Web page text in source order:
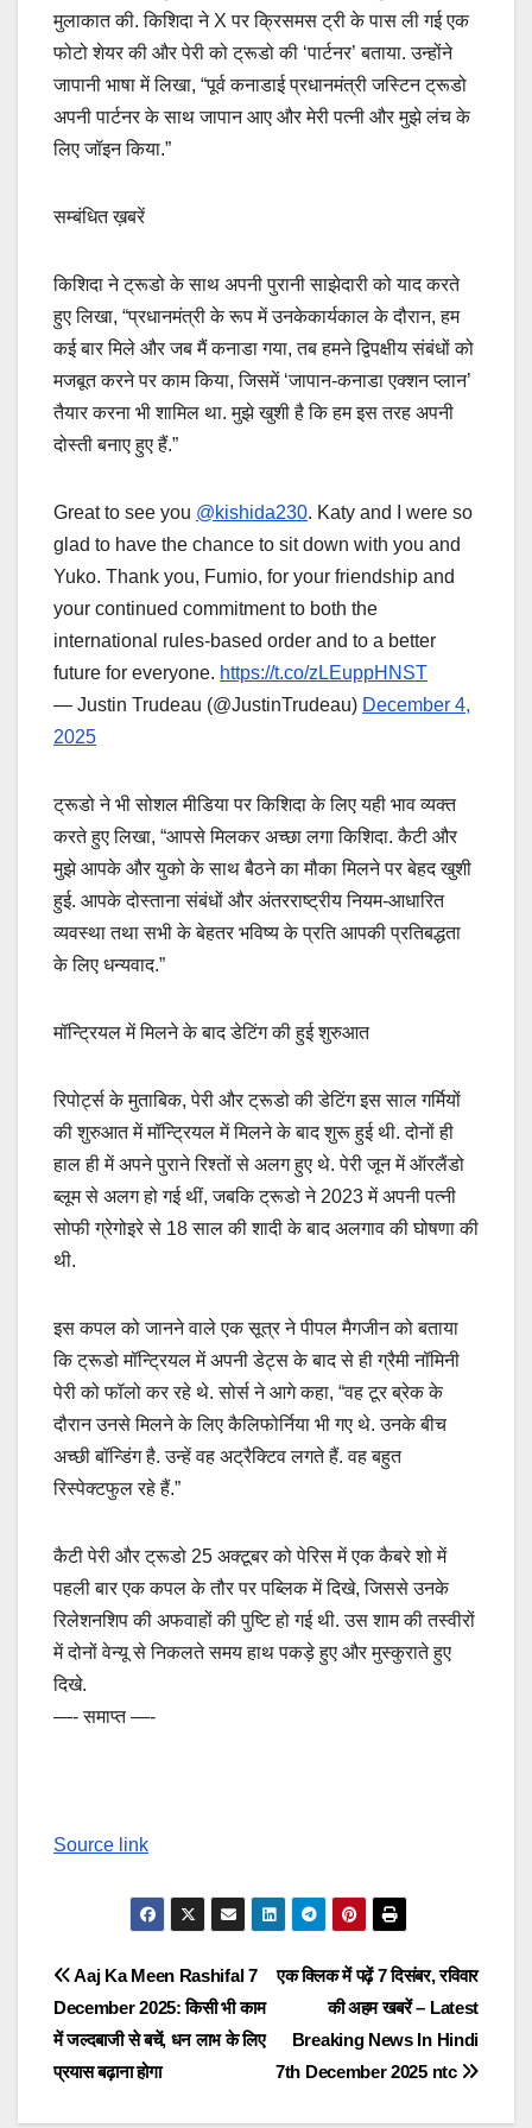
मुलाकात की. किशिदा ने X पर क्रिसमस ट्री के पास ली गई एक
फोटो शेयर की और पेरी को ट्रूडो की ‘पार्टनर’ बताया. उन्होंने
जापानी भाषा में लिखा, “पूर्व कनाडाई प्रधानमंत्री जस्टिन ट्रूडो
अपनी पार्टनर के साथ जापान आए और मेरी पत्नी और मुझे लंच के
लिए जॉइन किया.”
सम्बंधित ख़बरें
किशिदा ने ट्रूडो के साथ अपनी पुरानी साझेदारी को याद करते
हुए लिखा, “प्रधानमंत्री के रूप में उनकेकार्यकाल के दौरान, हम
कई बार मिले और जब मैं कनाडा गया, तब हमने द्विपक्षीय संबंधों को
मजबूत करने पर काम किया, जिसमें ‘जापान-कनाडा एक्शन प्लान’
तैयार करना भी शामिल था. मुझे खुशी है कि हम इस तरह अपनी
दोस्ती बनाए हुए हैं.”
Great to see you @kishida230. Katy and I were so
glad to have the chance to sit down with you and
Yuko. Thank you, Fumio, for your friendship and
your continued commitment to both the
international rules-based order and to a better
future for everyone. https://t.co/zLEuppHNST
— Justin Trudeau (@JustinTrudeau) December 4,
2025
ट्रूडो ने भी सोशल मीडिया पर किशिदा के लिए यही भाव व्यक्त
करते हुए लिखा, “आपसे मिलकर अच्छा लगा किशिदा. कैटी और
मुझे आपके और युको के साथ बैठने का मौका मिलने पर बेहद खुशी
हुई. आपके दोस्ताना संबंधों और अंतरराष्ट्रीय नियम-आधारित
व्यवस्था तथा सभी के बेहतर भविष्य के प्रति आपकी प्रतिबद्धता
के लिए धन्यवाद.”
मॉन्ट्रियल में मिलने के बाद डेटिंग की हुई शुरुआत
रिपोर्ट्स के मुताबिक, पेरी और ट्रूडो की डेटिंग इस साल गर्मियों
की शुरुआत में मॉन्ट्रियल में मिलने के बाद शुरू हुई थी. दोनों ही
हाल ही में अपने पुराने रिश्तों से अलग हुए थे. पेरी जून में ऑरलैंडो
ब्लूम से अलग हो गई थीं, जबकि ट्रूडो ने 2023 में अपनी पत्नी
सोफी ग्रेगोइरे से 18 साल की शादी के बाद अलगाव की घोषणा की
थी.
इस कपल को जानने वाले एक सूत्र ने पीपल मैगजीन को बताया
कि ट्रूडो मॉन्ट्रियल में अपनी डेट्स के बाद से ही ग्रैमी नॉमिनी
पेरी को फॉलो कर रहे थे. सोर्स ने आगे कहा, “वह टूर ब्रेक के
दौरान उनसे मिलने के लिए कैलिफोर्निया भी गए थे. उनके बीच
अच्छी बॉन्डिंग है. उन्हें वह अट्रैक्टिव लगते हैं. वह बहुत
रिस्पेक्टफुल रहे हैं.”
कैटी पेरी और ट्रूडो 25 अक्टूबर को पेरिस में एक कैबरे शो में
पहली बार एक कपल के तौर पर पब्लिक में दिखे, जिससे उनके
रिलेशनशिप की अफवाहों की पुष्टि हो गई थी. उस शाम की तस्वीरों
में दोनों वेन्यू से निकलते समय हाथ पकड़े हुए और मुस्कुराते हुए
दिखे.
—- समाप्त —-
Source link
Post
navigation
एक क्लिक में पढ़ें 7 दिसंबर, रविवार
की अहम खबरें – Latest
Breaking News In Hindi
7th December 2025 ntc
Aaj Ka Meen Rashifal 7
December 2025: किसी भी काम
में जल्दबाजी से बचें, धन लाभ के लिए
प्रयास बढ़ाना होगा